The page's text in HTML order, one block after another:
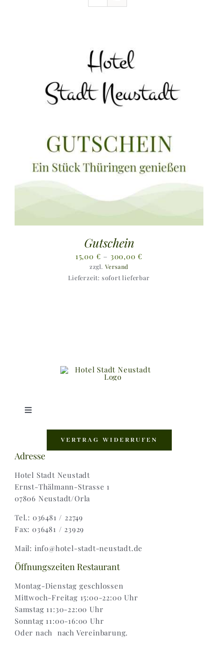
Gutschein
15,00 € – 300,00€
bis
zzgl. Versand
Lieferzeit: sofort lieferbar
Toggle
Zahlungsweisen |
Widerruf |
Versand & Lieferung
VERTRAG WIDERRUFEN
Adresse
Hotel Stadt Neustadt
Ernst-Thälmann-Strasse 1
07806 Neustadt/Orla
Tel.: 036481 / 22749
Fax: 036481 / 23929
Mail: info@hotel-stadt-neustadt.de
Öffnungszeiten Restaurant
Montag-Dienstag geschlossen
Mittwoch-Freitag 15:00-22:00 Uhr
Samstag 11:30-22:00 Uhr
Sonntag 11:00-16:00 Uhr
Oder nach nach Vereinbarung.